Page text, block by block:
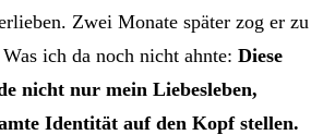
Zwei Monate später zog er zu
ich da noch nicht ahnte: Diese
nicht nur mein Liebesleben,
Identität auf den Kopf stellen.